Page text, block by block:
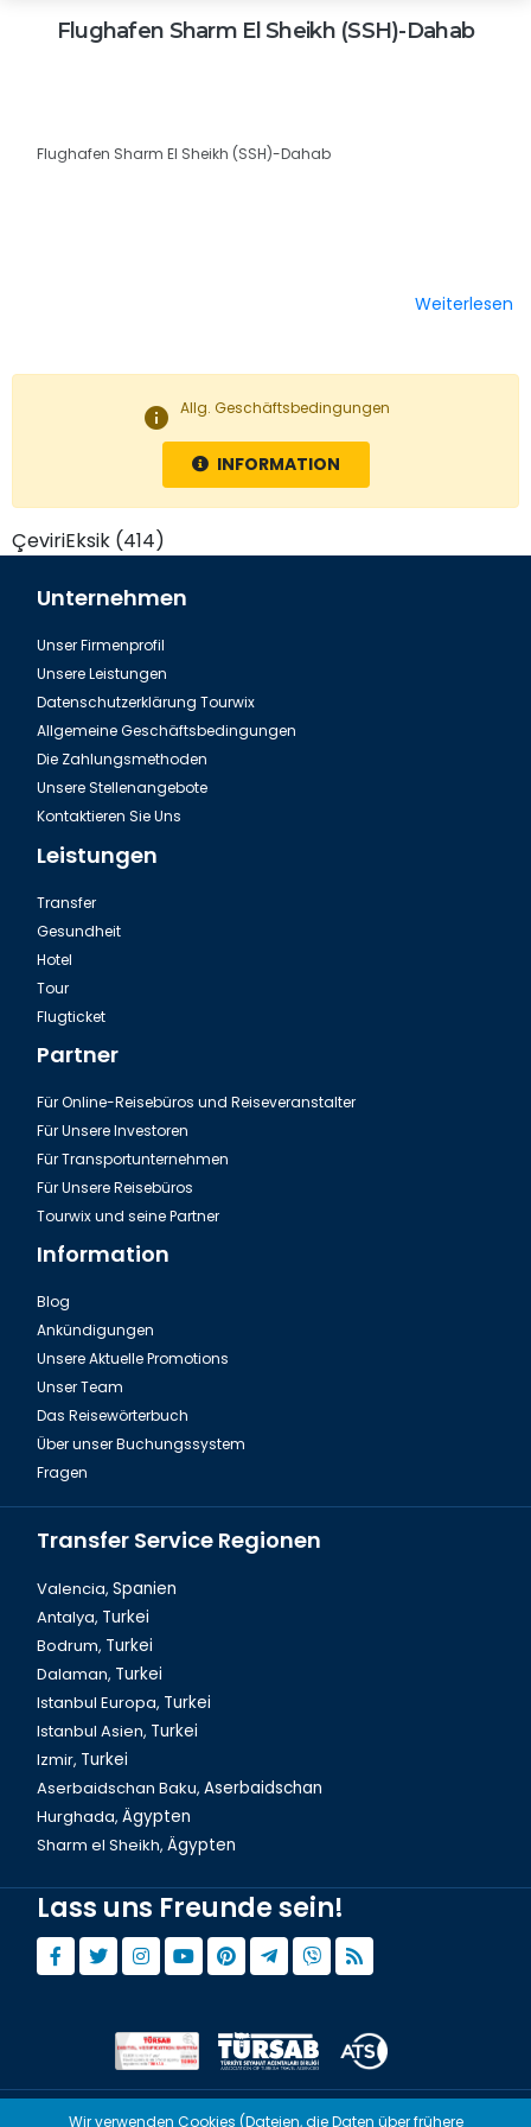
Flughafen Sharm El Sheikh (SSH)-Dahab
Flughafen Sharm El Sheikh (SSH)-Dahab
Weiterlesen
info Allg. Geschäftsbedingungen
INFORMATION
ÇeviriEksik (414)
Unternehmen
Unser Firmenprofil
Unsere Leistungen
Datenschutzerklärung Tourwix
Allgemeine Geschäftsbedingungen
Die Zahlungsmethoden
Unsere Stellenangebote
Kontaktieren Sie Uns
Leistungen
Transfer
Gesundheit
Hotel
Tour
Flugticket
Partner
Für Online-Reisebüros und Reiseveranstalter
Für Unsere Investoren
Für Transportunternehmen
Für Unsere Reisebüros
Tourwix und seine Partner
Information
Blog
Ankündigungen
Unsere Aktuelle Promotions
Unser Team
Das Reisewörterbuch
Über unser Buchungssystem
Fragen
Transfer Service Regionen
Valencia, Spanien
Antalya, Turkei
Bodrum, Turkei
Dalaman, Turkei
Istanbul Europa, Turkei
Istanbul Asien, Turkei
Izmir, Turkei
Aserbaidschan Baku, Aserbaidschan
Hurghada, Ägypten
Sharm el Sheikh, Ägypten
Lass uns Freunde sein!
Wir verwenden Cookies (Dateien, die Daten über frühere